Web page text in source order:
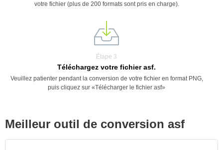
votre fichier (plus de 200 formats sont pris en charge).
Étape 3
Téléchargez votre fichier asf.
Veuillez patienter pendant la conversion de votre fichier en format PNG,
puis cliquez sur «Télécharger le fichier asf»
Meilleur outil de conversion asf